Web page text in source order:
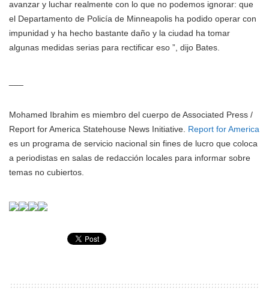
avanzar y luchar realmente con lo que no podemos ignorar: que
el Departamento de Policía de Minneapolis ha podido operar con
impunidad y ha hecho bastante daño y la ciudad ha tomar
algunas medidas serias para rectificar eso ”, dijo Bates.
Mohamed Ibrahim es miembro del cuerpo de Associated Press /
Report for America Statehouse News Initiative. Report for America
es un programa de servicio nacional sin fines de lucro que coloca
a periodistas en salas de redacción locales para informar sobre
temas no cubiertos.